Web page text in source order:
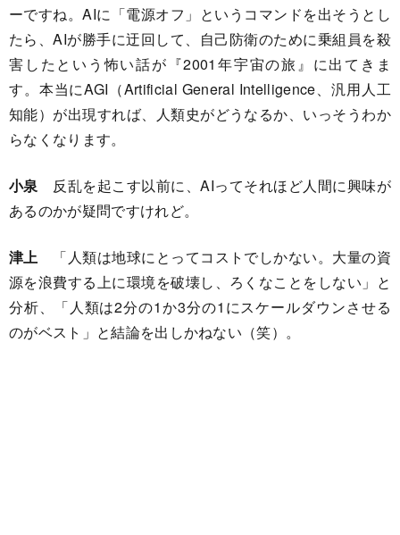
ーですね。AIに「電源オフ」というコマンドを出そうとし
たら、AIが勝手に迂回して、自己防衛のために乗組員を殺
害したという怖い話が『2001年宇宙の旅』に出てきま
す。本当にAGI（Artificial General Intelligence、汎用人工
知能）が出現すれば、人類史がどうなるか、いっそうわか
らなくなります。
小泉 反乱を起こす以前に、AIってそれほど人間に興味が
あるのかが疑問ですけれど。
津上 「人類は地球にとってコストでしかない。大量の資
源を浪費する上に環境を破壊し、ろくなことをしない」と
分析、「人類は2分の1か3分の1にスケールダウンさせる
のがベスト」と結論を出しかねない（笑）。